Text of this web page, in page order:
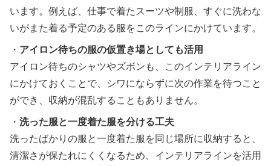
います。例えば、仕事で着たスーツや制服、すぐに洗わな
いがまた着る予定のある服をこのラインにかけています。
・ アイロン待ちの服の仮置き場としても活用
アイロン待ちのシャツやズボンも、このインテリアライン
にかけておくことで、シワにならずに次の作業を待つこと
ができ、収納が混乱することもありません。
・ 洗った服と一度着た服を分ける工夫
洗ったばかりの服と一度着た服を同じ場所に収納すると、
清潔さが保たれにくくなるため、インテリアラインを活用